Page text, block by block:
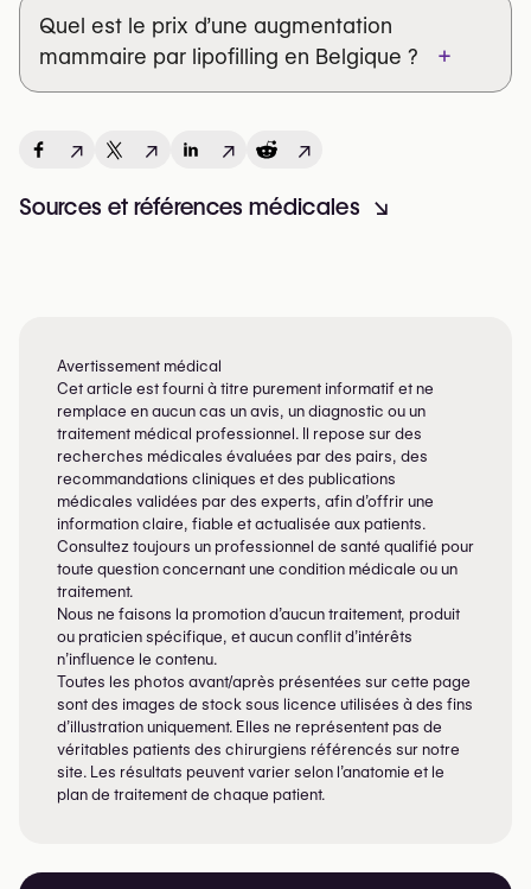
nécrose graisseuse légères calcifications
Quel est le prix d’une augmentation
mammaire par lipofilling en Belgique ?
+
↗ ↗ ↗ ↗
Sources et références médicales ↘
Avertissement médical
Cet article est fourni à titre purement informatif et ne
remplace en aucun cas un avis, un diagnostic ou un
traitement médical professionnel. Il repose sur des
recherches médicales évaluées par des pairs, des
recommandations cliniques et des publications
médicales validées par des experts, afin d’offrir une
information claire, fiable et actualisée aux patients.
Consultez toujours un professionnel de santé qualifié pour
toute question concernant une condition médicale ou un
traitement.
Nous ne faisons la promotion d’aucun traitement, produit
ou praticien spécifique, et aucun conflit d’intérêts
n’influence le contenu.
Toutes les photos avant/après présentées sur cette page
sont des images de stock sous licence utilisées à des fins
d’illustration uniquement. Elles ne représentent pas de
véritables patients des chirurgiens référencés sur notre
site. Les résultats peuvent varier selon l’anatomie et le
plan de traitement de chaque patient.